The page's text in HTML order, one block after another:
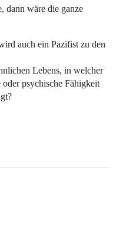
dann wäre die ganze
auch ein Pazifist zu den
Lebens, in welcher
psychische Fähigkeit